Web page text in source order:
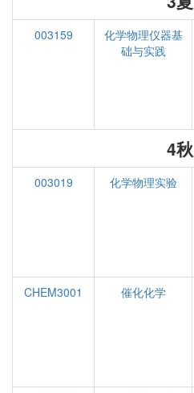
003159
化学物理仪器基
础与实践
4秋
003019 化学物理实验
CHEM3001
催化化学